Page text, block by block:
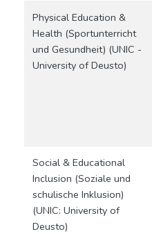
Physical Education &
Health (Sportunterricht
und Gesundheit) (UNIC -
University of Deusto)
Social & Educational
Inclusion (Soziale und
schulische Inklusion)
(UNIC: University of
Deusto)